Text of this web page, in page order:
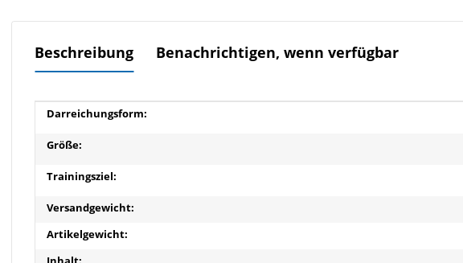
Beschreibung Benachrichtigen, wenn verfügbar
Produkteigenschaft
Wert
Darreichungsform:
Größe:
Trainingsziel:
Versandgewicht:
Artikelgewicht: